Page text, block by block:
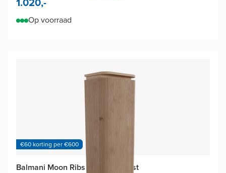
Op voorraad
€60 korting per €600
Balmani Moon Ribs badkamerkast